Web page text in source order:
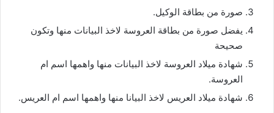
صورة من بطاقة الوكيل.
يفضل صورة من بطاقة العروسة لاخذ البيانات منها وتكون
صحيحة
شهادة ميلاد العروسة لاخذ البيانات منها واهمها اسم ام
العروسة.
شهادة ميلاد العريس لاخذ البيانا منها واهمها اسم ام العريس.